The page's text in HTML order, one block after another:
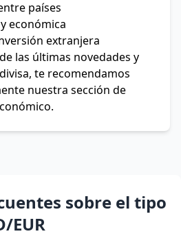
países
económica
extranjera
las últimas novedades y
te recomendamos
nuestra sección de
sobre el tipo
EUR